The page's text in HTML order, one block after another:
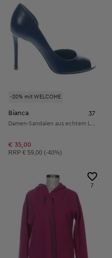
-20% mit WELCOME
Bianca 37
€ 35,00
Unverbindliche Preisempfehlung:
RRP€ 59,00 (-40%)
7